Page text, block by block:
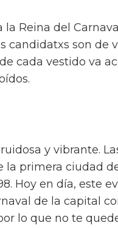
la Reina del
candidatxs son de
cada vestido va
y vibrante.
primera ciudad
Hoy en día, este
de la capital
lo que no te